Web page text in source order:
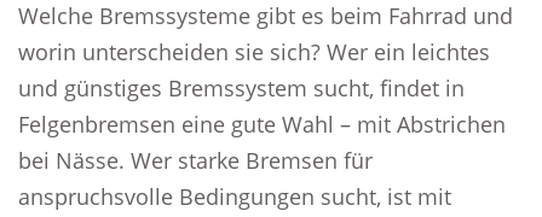
Welche Bremssysteme gibt es beim Fahrrad und
worin unterscheiden sie sich? Wer ein leichtes
und günstiges Bremssystem sucht, findet in
Felgenbremsen eine gute Wahl – mit Abstrichen
bei Nässe. Wer starke Bremsen für
anspruchsvolle Bedingungen sucht, ist mit